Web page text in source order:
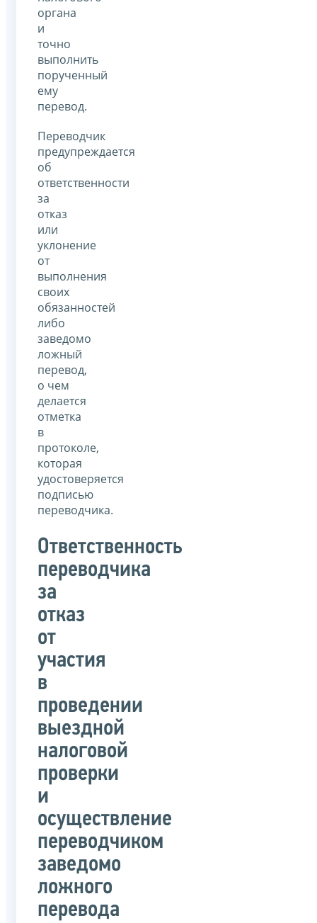
органа
и
точно
выполнить
порученный
ему
перевод.
Переводчик
предупреждается
об
ответственности
за
отказ
или
уклонение
от
выполнения
своих
обязанностей
либо
заведомо
ложный
перевод,
о чем
делается
отметка
в
протоколе,
которая
удостоверяется
подписью
переводчика.
Ответственность
переводчика
за
отказ
от
участия
в
проведении
выездной
налоговой
проверки
и
осуществление
переводчиком
заведомо
ложного
перевода